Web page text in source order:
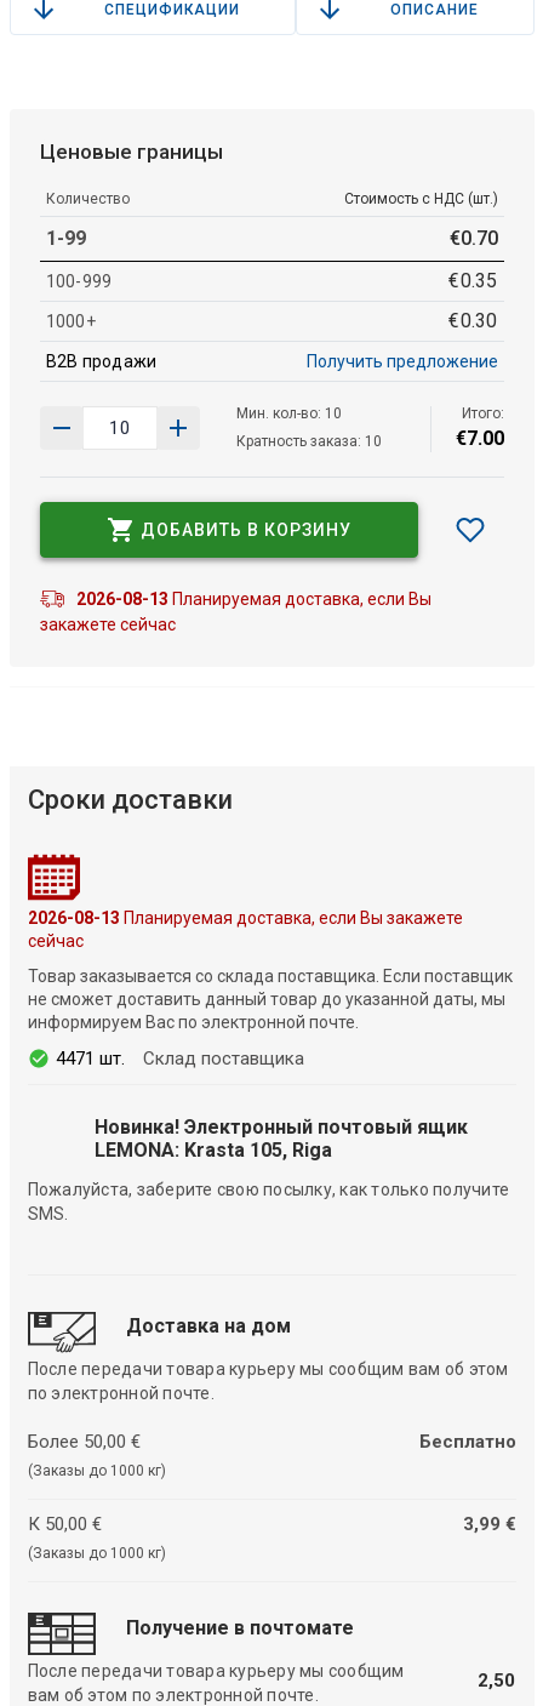
СПЕЦИФИКАЦИИ ОПИСАНИЕ
Ценовые границы
Количество Стоимость с НДС (шт.)
1-99 €0.70
100-999 €0.35
1000+ €0.30
B2B продажи Получить предложение
Мин. кол-во: 10
Кратность заказа: 10
Итого:
€7.00
ДОБАВИТЬ В КОРЗИНУ
2026-08-13 Планируемая доставка, если Вы
закажете сейчас
Сроки доставки
2026-08-13 Планируемая доставка, если Вы закажете
сейчас
Товар заказывается со склада поставщика. Если поставщик
не сможет доставить данный товар до указанной даты, мы
информируем Вас по электронной почте.
4471 шт. Склад поставщика
Новинка! Электронный почтовый ящик
LEMONA: Krasta 105, Riga
Пожалуйста, заберите свою посылку, как только получите
SMS.
Доставка на дом
После передачи товара курьеру мы сообщим вам об этом
по электронной почте.
Более 50,00 €
(Заказы до 1000 кг)
Бесплатно
К 50,00 €
(Заказы до 1000 кг)
3,99 €
Получение в почтомате
После передачи товара курьеру мы сообщим
вам об этом по электронной почте.
2,50